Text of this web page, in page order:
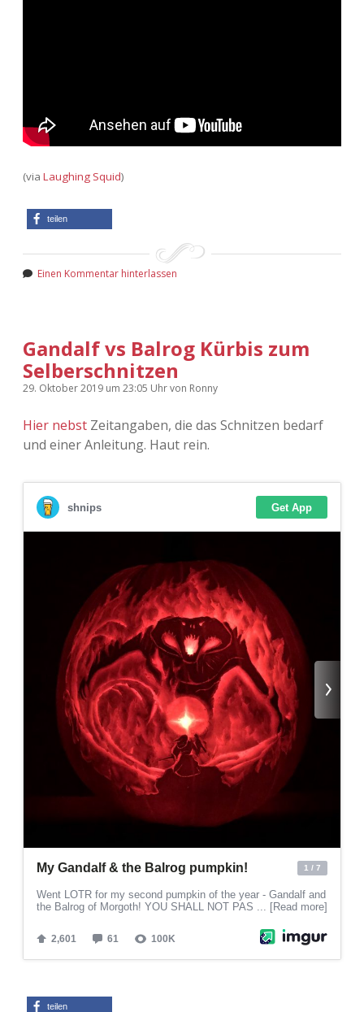
(via Laughing Squid)
teilen
Einen Kommentar hinterlassen
Gandalf vs Balrog Kürbis zum
Selberschnitzen
29. Oktober 2019 um 23:05 Uhrvon Ronny
Hier nebst Zeitangaben, die das Schnitzen bedarf
und einer Anleitung. Haut rein.
teilen